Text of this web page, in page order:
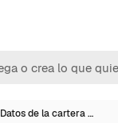
Datos de la cartera …